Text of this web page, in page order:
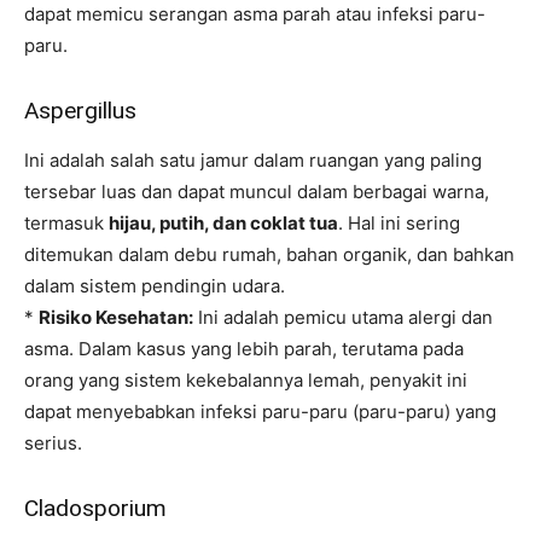
dapat memicu serangan asma parah atau infeksi paru-
paru.
Aspergillus
Ini adalah salah satu jamur dalam ruangan yang paling
tersebar luas dan dapat muncul dalam berbagai warna,
termasuk hijau, putih, dan coklat tua. Hal ini sering
ditemukan dalam debu rumah, bahan organik, dan bahkan
dalam sistem pendingin udara.
* Risiko Kesehatan: Ini adalah pemicu utama alergi dan
asma. Dalam kasus yang lebih parah, terutama pada
orang yang sistem kekebalannya lemah, penyakit ini
dapat menyebabkan infeksi paru-paru (paru-paru) yang
serius.
Cladosporium